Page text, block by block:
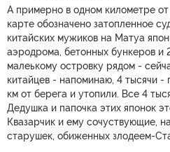
А примерно в одном километре
карте обозначено затопленное
китайских мужиков на Матуа
аэродрома, бетонных бункеров и
малеькому островку рядом -
китайцев - напоминаю, 4 тысячи -
км от берега и утопили. Все 4
Дедушка и папочка этих японок
Квазарчик и ему сочуствующие,
старушек, обиженных злодеем-